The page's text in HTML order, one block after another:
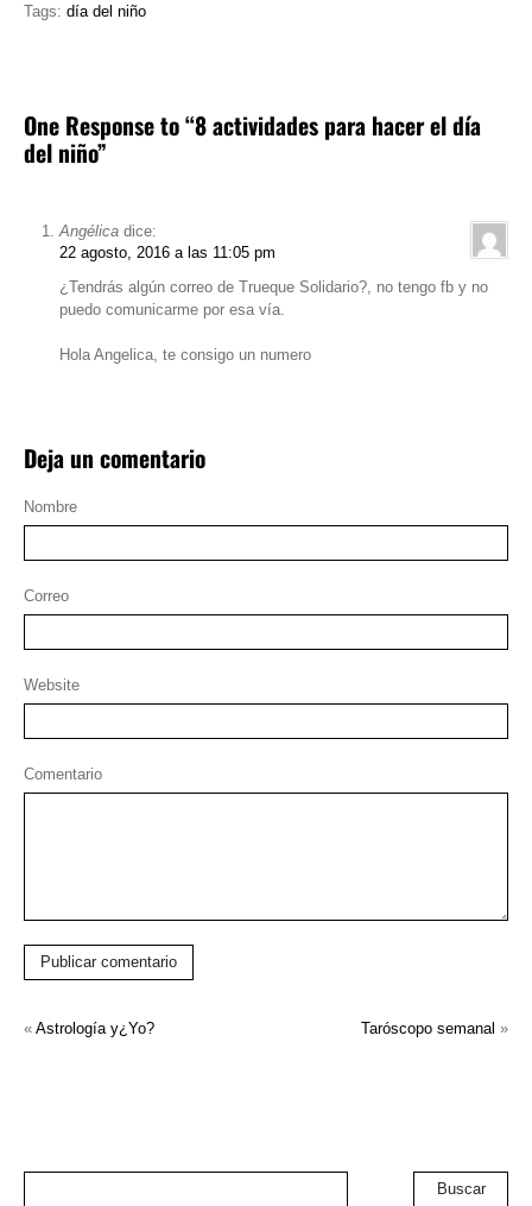
Tags: día del niño
One Response to “8 actividades para hacer el día
del niño”
Angélica dice:
22 agosto, 2016 a las 11:05 pm
¿Tendrás algún correo de Trueque Solidario?, no tengo fb y no
puedo comunicarme por esa vía.
Hola Angelica, te consigo un numero
Deja un comentario
Nombre
Correo
Website
Comentario
Publicar comentario
« Astrología y¿Yo? Taróscopo semanal »
Buscar